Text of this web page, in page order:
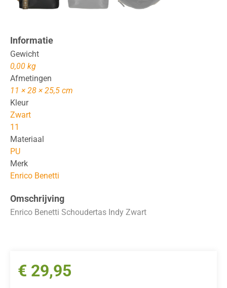
Informatie
Gewicht
0,00 kg
Afmetingen
11 × 28 × 25,5 cm
Kleur
Zwart
11
Materiaal
PU
Merk
Enrico Benetti
Omschrijving
Enrico Benetti Schoudertas Indy Zwart
€ 29,95